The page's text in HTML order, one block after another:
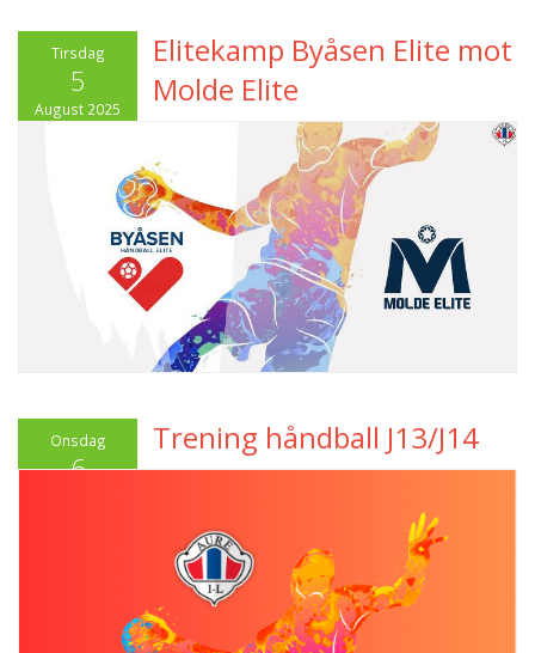
Tirsdag
5
August 2025
Elitekamp Byåsen Elite mot
Molde Elite
Onsdag
6
Trening håndball J13/J14